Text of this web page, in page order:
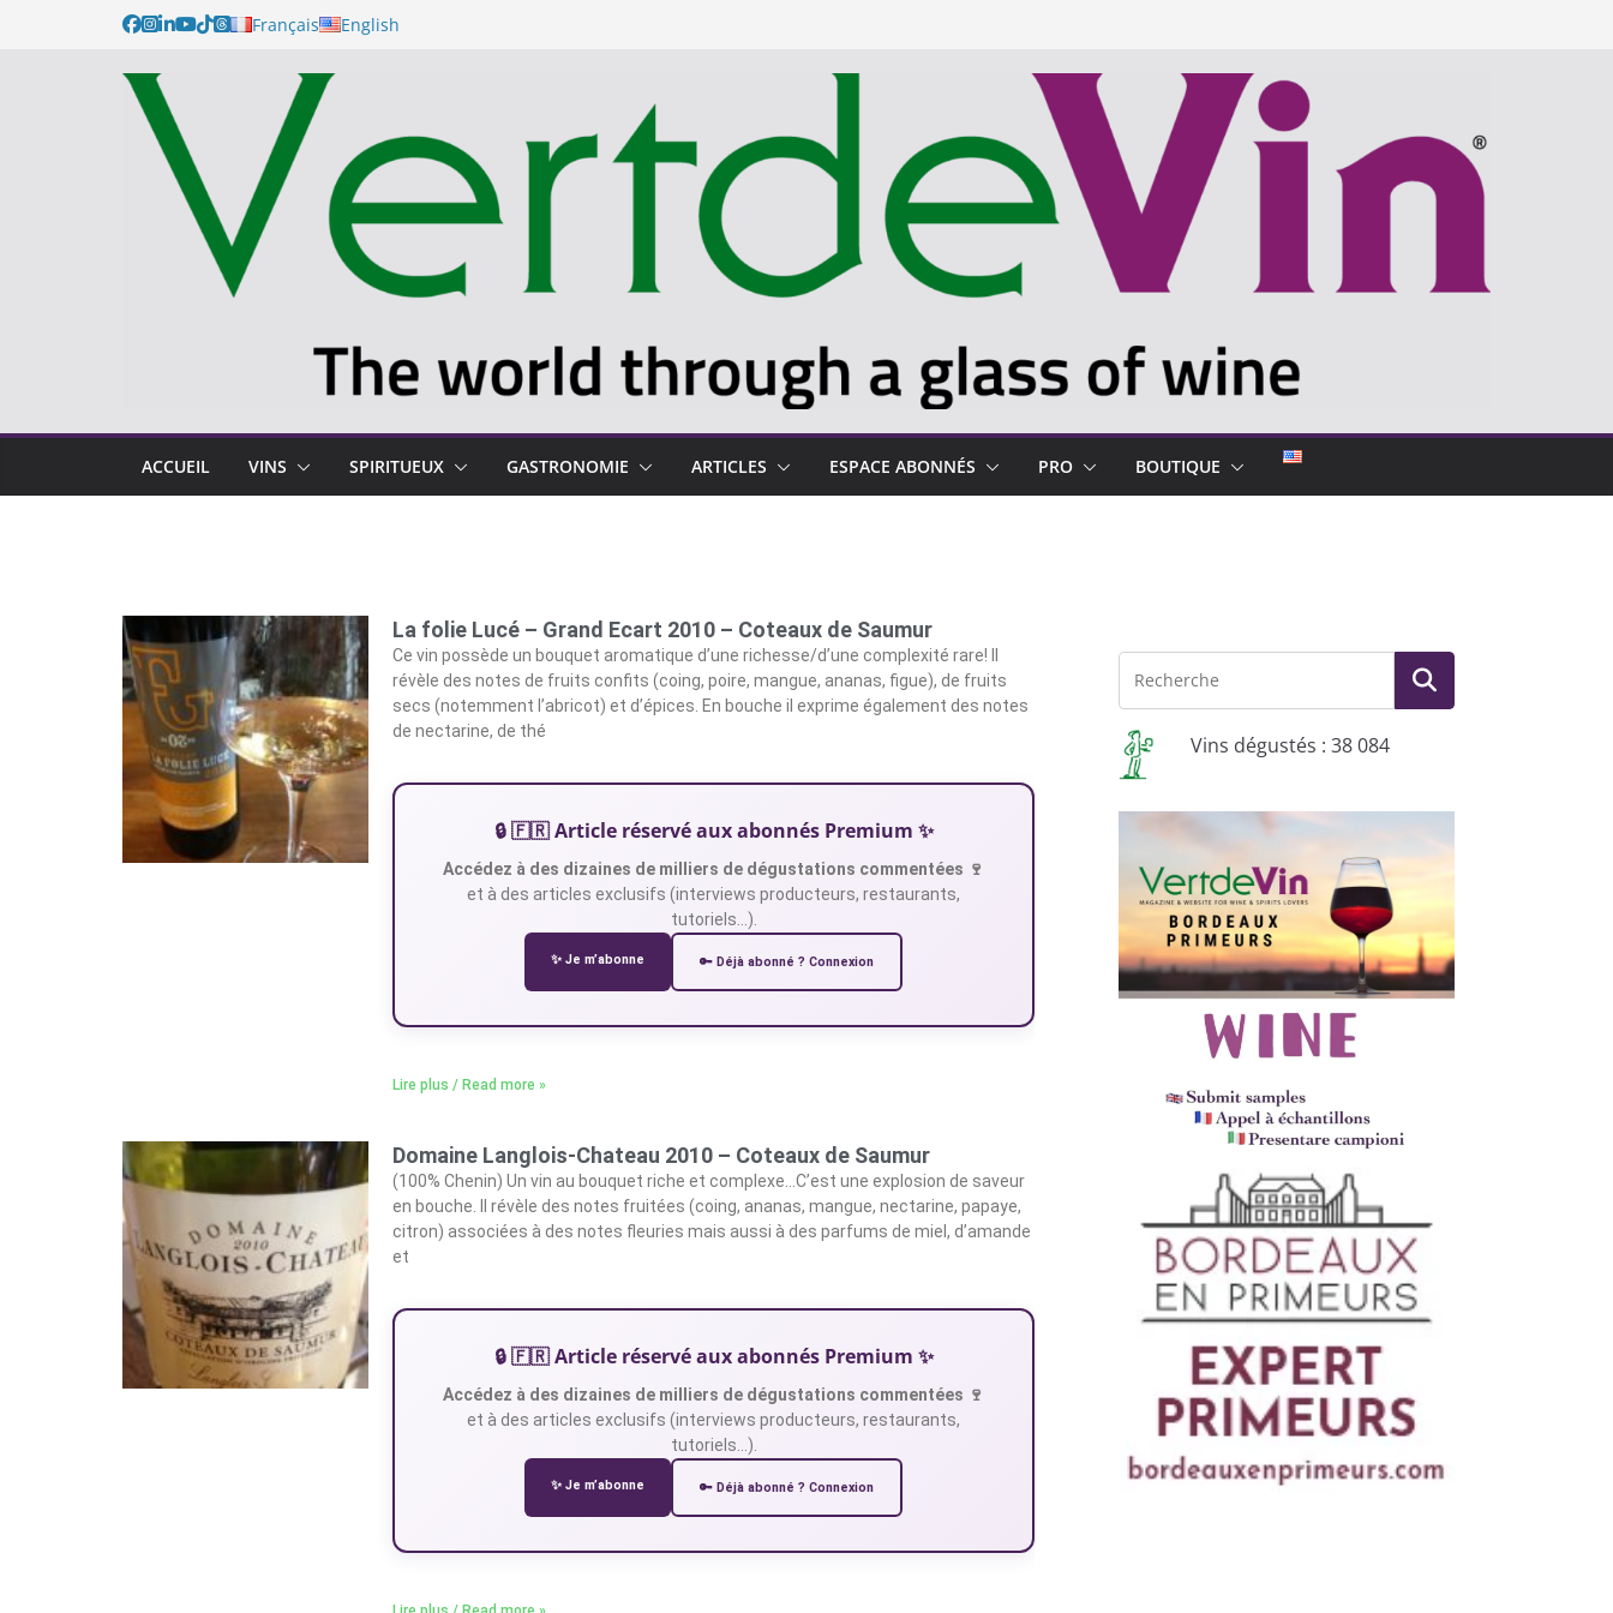
Français English
ACCUEIL VINS SPIRITUEUX GASTRONOMIE ARTICLES ESPACE ABONNÉS PRO BOUTIQUE
La folie Lucé – Grand Ecart 2010 – Coteaux de Saumur
Ce vin possède un bouquet aromatique d’une richesse/d’une complexité rare! Il
révèle des notes de fruits confits (coing, poire, mangue, ananas, figue), de fruits
secs (notemment l’abricot) et d’épices. En bouche il exprime également des notes
de nectarine, de thé
🔒 🇫🇷 Article réservé aux abonnés Premium ✨
Accédez à des dizaines de milliers de dégustations commentées 🍷
et à des articles exclusifs (interviews producteurs, restaurants,
tutoriels…).
✨ Je m’abonne 🔑 Déjà abonné ? Connexion
Lire plus / Read more »
Domaine Langlois-Chateau 2010 – Coteaux de Saumur
(100% Chenin) Un vin au bouquet riche et complexe…C’est une explosion de saveur
en bouche. Il révèle des notes fruitées (coing, ananas, mangue, nectarine, papaye,
citron) associées à des notes fleuries mais aussi à des parfums de miel, d’amande
et
🔒 🇫🇷 Article réservé aux abonnés Premium ✨
Accédez à des dizaines de milliers de dégustations commentées 🍷
et à des articles exclusifs (interviews producteurs, restaurants,
tutoriels…).
✨ Je m’abonne 🔑 Déjà abonné ? Connexion
Vins dégustés : 38 084